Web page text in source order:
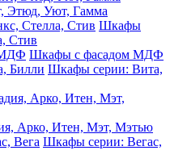
Этюд, Уют, Гамма
Шкафы
Стив
Шкафы с фасадом МДФ
Шкафы серии: Вита,
Арко, Итен, Мэт, Мэтью
Шкафы серии: Вегас,